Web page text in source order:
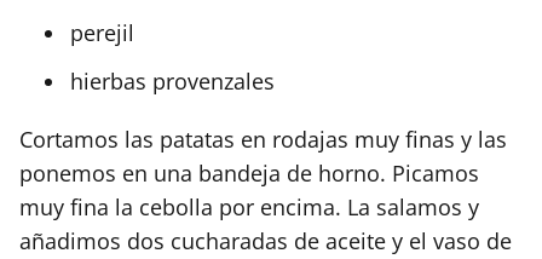
perejil
hierbas provenzales
Cortamos las patatas en rodajas muy finas y las
ponemos en una bandeja de horno. Picamos
muy fina la cebolla por encima. La salamos y
añadimos dos cucharadas de aceite y el vaso de